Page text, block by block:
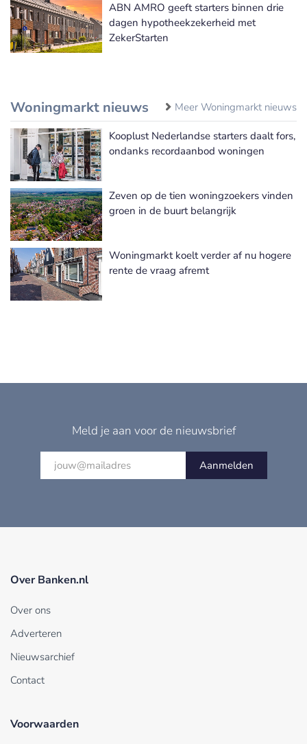
ABN AMRO geeft starters binnen drie
dagen hypotheekzekerheid met
ZekerStarten
Woningmarkt nieuws Meer Woningmarkt nieuws
Kooplust Nederlandse starters daalt fors,
ondanks recordaanbod woningen
Zeven op de tien woningzoekers vinden
groen in de buurt belangrijk
Woningmarkt koelt verder af nu hogere
rente de vraag afremt
Meld je aan voor de nieuwsbrief
Aanmelden
Over Banken.nl
Over ons
Adverteren
Nieuwsarchief
Contact
Voorwaarden